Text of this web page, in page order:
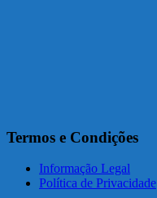
Termos e Condições
Informação Legal
Política de Privacidade